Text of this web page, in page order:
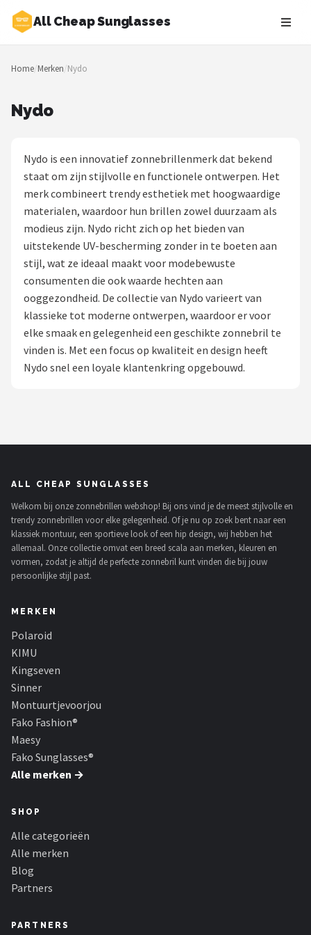
All Cheap Sunglasses
Zoeken
NAVIGATIE
Blog
Zonnebrillen
Baby zonnebrillen
Shop
POPULAIRE MERKEN
Polaroid
KIMU
Fako Fashion®
Maesy
Fako Sunglasses®
Home/Merken/Nydo
Nydo
Nydo is een innovatief zonnebrillenmerk dat bekend
staat om zijn stijlvolle en functionele ontwerpen. Het
merk combineert trendy esthetiek met hoogwaardige
materialen, waardoor hun brillen zowel duurzaam als
modieus zijn. Nydo richt zich op het bieden van
uitstekende UV-bescherming zonder in te boeten aan
stijl, wat ze ideaal maakt voor modebewuste
consumenten die ook waarde hechten aan
ooggezondheid. De collectie van Nydo varieert van
klassieke tot moderne ontwerpen, waardoor er voor
elke smaak en gelegenheid een geschikte zonnebril te
vinden is. Met een focus op kwaliteit en design heeft
Nydo snel een loyale klantenkring opgebouwd.
ALL CHEAP SUNGLASSES
Welkom bij onze zonnebrillen webshop! Bij ons vind je de meest stijlvolle en
trendy zonnebrillen voor elke gelegenheid. Of je nu op zoek bent naar een
klassiek montuur, een sportieve look of een hip design, wij hebben het
allemaal. Onze collectie omvat een breed scala aan merken, kleuren en
vormen, zodat je altijd de perfecte zonnebril kunt vinden die bij jouw
persoonlijke stijl past.
MERKEN
Polaroid
KIMU
Kingseven
Sinner
Montuurtjevoorjou
Fako Fashion®
Maesy
Fako Sunglasses®
Alle merken →
SHOP
Alle categorieën
Alle merken
Blog
Partners
PARTNERS